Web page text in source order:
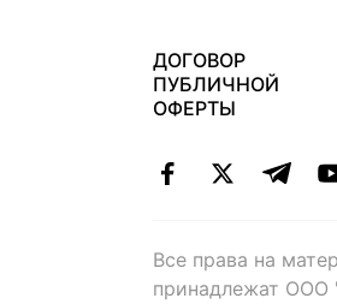
ДОГОВОР
ПУБЛИЧНОЙ
ОФЕРТЫ
Все права на
принадлежат ООО